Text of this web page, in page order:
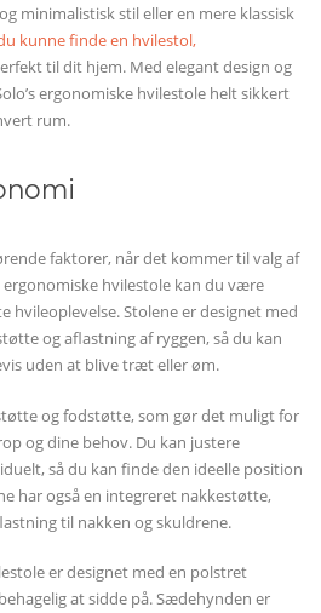
minimalistisk stil eller en mere klassisk
kunne finde en hvilestol,
til dit hjem. Med elegant design og
ergonomiske hvilestole helt sikkert
rum.
faktorer, når det kommer til valg af
ergonomiske hvilestole kan du være
hvileoplevelse. Stolene er designet med
og aflastning af ryggen, så du kan
uden at blive træt eller øm.
og fodstøtte, som gør det muligt for
og dine behov. Du kan justere
så du kan finde den ideelle position
har også en integreret nakkestøtte,
til nakken og skuldrene.
er designet med en polstret
at sidde på. Sædehynden er